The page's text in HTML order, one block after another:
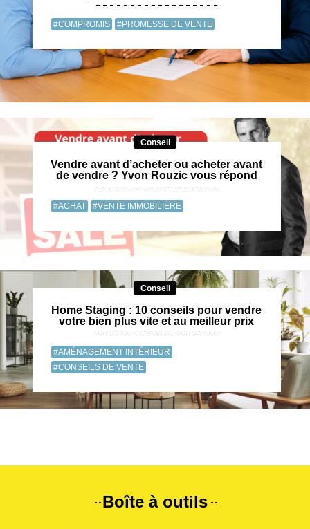
#COMPROMIS #PROMESSE DE VENTE
Conseil
Vendre avant d’acheter ou acheter avant
de vendre ? Yvon Rouzic vous répond
#ACHAT #VENTE IMMOBILIÈRE
Conseil
Home Staging : 10 conseils pour vendre
votre bien plus vite et au meilleur prix
#AMÉNAGEMENT INTÉRIEUR
#CONSEILS DE VENTE
Boîte à outils